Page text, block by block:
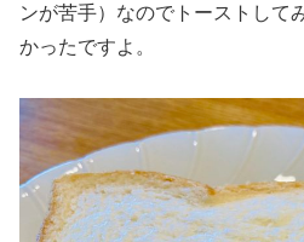
ンが苦手）なのでトーストして
かったですよ。